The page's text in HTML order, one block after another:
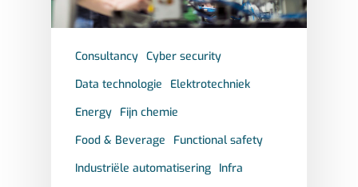
Consultancy Cyber security
Data technologie
Elektrotechniek
Energy Fijn chemie
Food & Beverage
Functional safety
Industriële automatisering Infra
PROCESS
SAFETY